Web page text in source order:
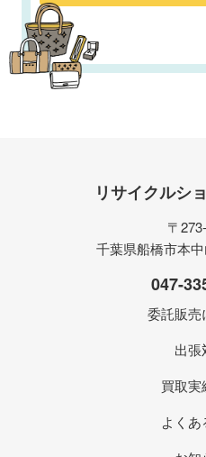
リサイクルシ
〒
千葉県船橋市本
047-
委託販売
出張
買取実
よくあ